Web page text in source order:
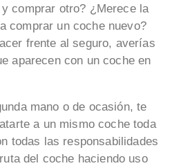
comprar otro? ¿Merece la
comprar un coche nuevo?
frente al seguro, averías
aparecen con un coche en
mano o de ocasión, te
a un mismo coche toda
todas las responsabilidades
del coche haciendo uso